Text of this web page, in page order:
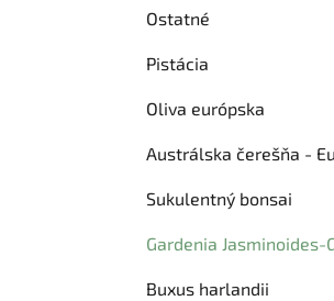
Ostatné
Pistácia
Oliva európska
Austrálska čerešňa -
Sukulentný bonsai
Gardenia Jasminoides-
Buxus harlandii